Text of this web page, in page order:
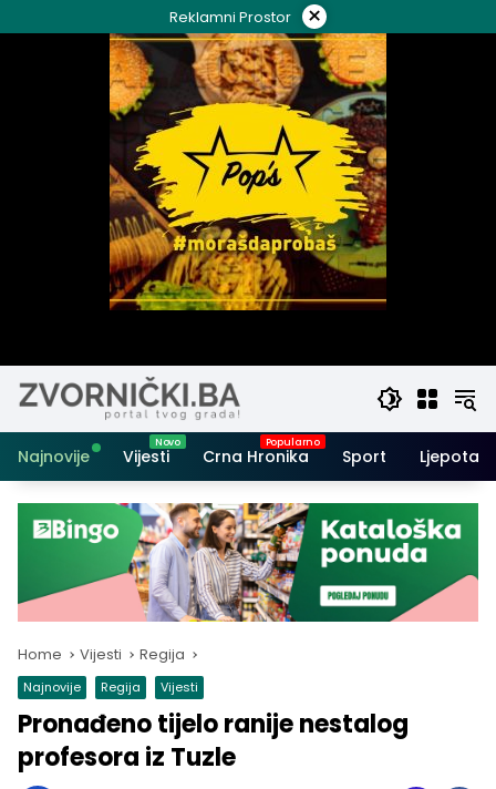
to
Reklamni Prostor ×
Najnovije Vijesti Crna Hronika Sport Ljepota i
Home Vijesti Regija
Najnovije Regija Vijesti
Pronađeno tijelo ranije nestalog
profesora iz Tuzle